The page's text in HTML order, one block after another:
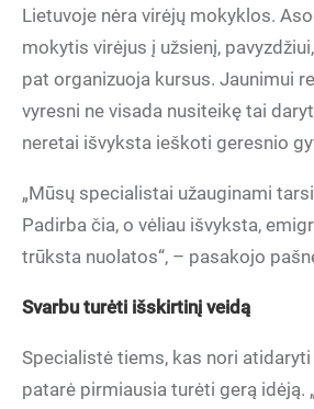
Lietuvoje nėra virėjų mokyklos.
mokytis virėjus į užsienį,
pat organizuoja kursus. Jaunimui
vyresni ne visada nusiteikę tai
neretai išvyksta ieškoti geresnio
„Mūsų specialistai užauginami
Padirba čia, o vėliau išvyksta,
trūksta nuolatos“, – pasakojo
Svarbu turėti išskirtinį veidą
Specialistė tiems, kas nori
patarė pirmiausia turėti gerą idėją.